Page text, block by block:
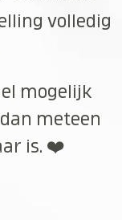
volledig
mogelijk
meteen
is. ❤️